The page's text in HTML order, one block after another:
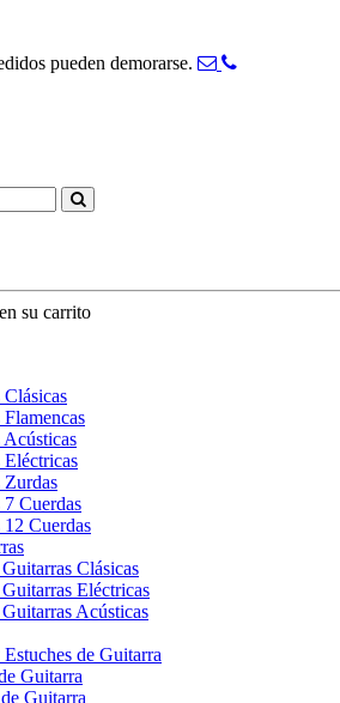
pueden demorarse.
su carrito
Zurdas
Cuerdas
Cuerdas
Clásicas
Eléctricas
Acústicas
de Guitarra
Guitarra
Guitarra